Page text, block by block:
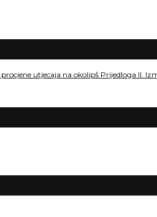
utjecaja na okolipš Prijedloga II.